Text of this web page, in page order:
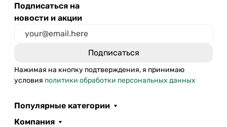
Подписаться на
новости и акции
Нажимая на кнопку подтверждения, я принимаю
условия политики обработки персональных данных
Популярные категории
Компания